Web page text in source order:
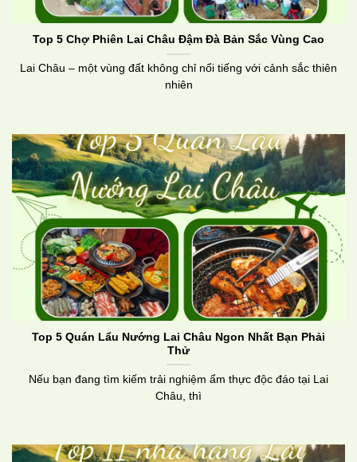
Top 5 Chợ Phiên Lai Châu Đậm Đà Bản Sắc Vùng Cao
Lai Châu – một vùng đất không chỉ nổi tiếng với cảnh sắc thiên
nhiên
Top 5 Quán Lẩu Nướng Lai Châu Ngon Nhất Bạn Phải
Thử
Nếu bạn đang tìm kiếm trải nghiệm ẩm thực độc đáo tại Lai
Châu, thì